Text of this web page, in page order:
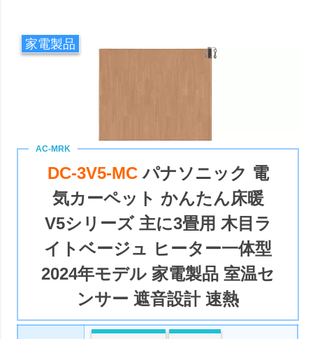
家電製品
DC-3V5-MCパナソニック 電
気カーペット かんたん床暖
V5シリーズ 主に3畳用 木目ラ
イトベージュ ヒーター一体型
2024年モデル 家電製品 室温セ
ンサー 遮音設計 速熱